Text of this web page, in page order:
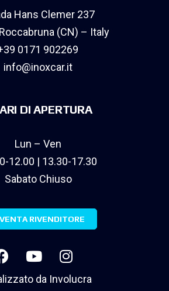
Hans Clemer 237
(CN) – Italy
0171 902269
info@inoxcar.it
DI APERTURA
Lun – Ven
12.00 | 13.30-17.30
Sabato Chiuso
RIVENDITORE
da Involucra